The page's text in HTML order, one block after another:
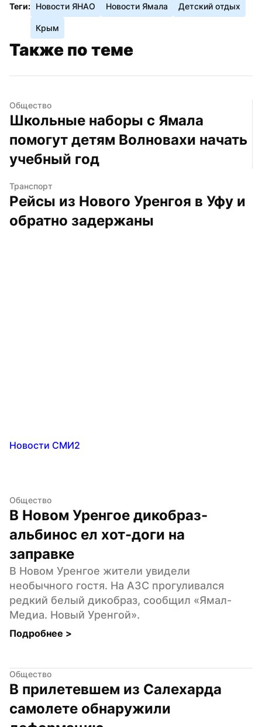
Теги: Новости ЯНАО Новости Ямала Детский отдых
Крым
Также по теме
Общество
Школьные наборы с Ямала
помогут детям Волновахи начать
учебный год
Транспорт
Рейсы из Нового Уренгоя в Уфу и
обратно задержаны
Новости СМИ2
Общество
В Новом Уренгое дикобраз-
альбинос ел хот-доги на
заправке
В Новом Уренгое жители увидели
необычного гостя. На АЗС прогуливался
редкий белый дикобраз, сообщил «Ямал-
Медиа. Новый Уренгой».
Подробнее >
Общество
В прилетевшем из Салехарда
самолете обнаружили